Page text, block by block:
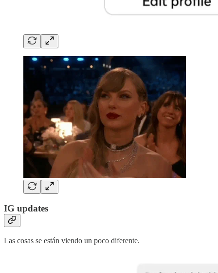
IG updates
Las cosas se están viendo un poco diferente.